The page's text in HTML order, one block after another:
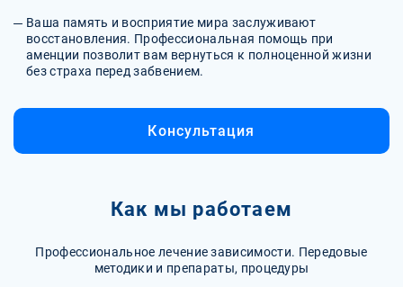
Ваша память и восприятие мира заслуживают
восстановления. Профессиональная помощь при
аменции позволит вам вернуться к полноценной жизни
без страха перед забвением.
Консультация
Как мы работаем
Профессиональное лечение зависимости. Передовые
методики и препараты, процедуры